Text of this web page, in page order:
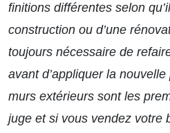
finitions différentes selon
construction ou d’une
toujours nécessaire de
avant d’appliquer la
murs extérieurs sont les
juge et si vous vendez votre